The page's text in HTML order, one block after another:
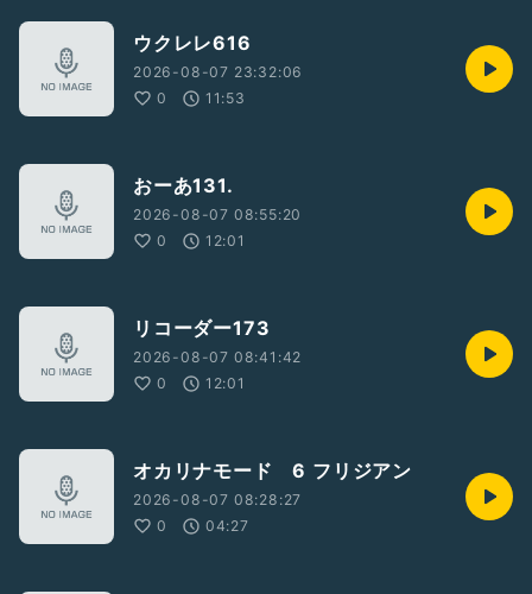
ウクレレ616
2026-08-07 23:32:06
0
11:53
おーあ131.
2026-08-07 08:55:20
0
12:01
リコーダー173
2026-08-07 08:41:42
0
12:01
オカリナモード 6 フリジアン
2026-08-07 08:28:27
0
04:27